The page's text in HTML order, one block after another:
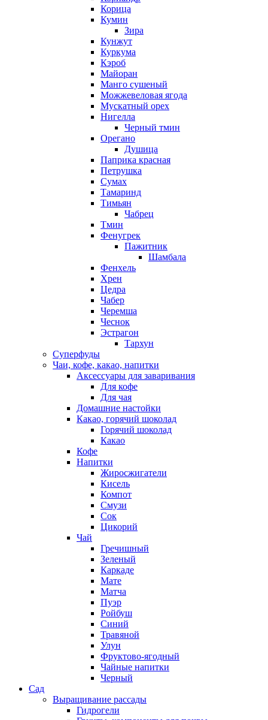
Корица
Кумин
Зира
Кунжут
Куркума
Кэроб
Майоран
Манго сушеный
Можжевеловая ягода
Мускатный орех
Нигелла
Черный тмин
Орегано
Душица
Паприка красная
Петрушка
Сумах
Тамаринд
Тимьян
Чабрец
Тмин
Фенугрек
Пажитник
Шамбала
Фенхель
Хрен
Цедра
Чабер
Черемша
Чеснок
Эстрагон
Тархун
Суперфуды
Чаи, кофе, какао, напитки
Аксессуары для заваривания
Для кофе
Для чая
Домашние настойки
Какао, горячий шоколад
Горячий шоколад
Какао
Кофе
Напитки
Жиросжигатели
Кисель
Компот
Смузи
Сок
Цикорий
Чай
Гречишный
Зеленый
Каркаде
Мате
Матча
Пуэр
Ройбуш
Синий
Травяной
Улун
Фруктово-ягодный
Чайные напитки
Черный
Сад
Выращивание рассады
Гидрогели